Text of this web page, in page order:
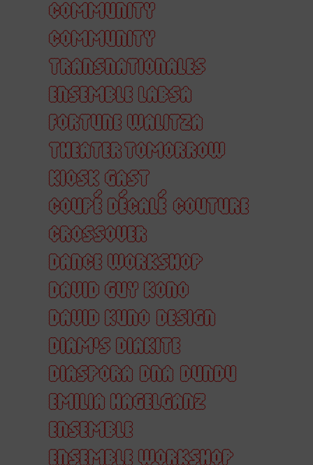
COMMUNITY
COMMUNITY
TRANSNATIONALES
ENSEMBLE LABSA
FORTUNE WALITZA
THEATER TOMORROW
KIOSK GAST
COUPÉ DÉCALÉ COUTURE
CROSSOVER
DANCE WORKSHOP
DAVID GUY KONO
DAVID KUNO DESIGN
DIAM'S DIAKITE
DIASPORA DNA DUNDU
EMILIA HAGELGANZ
ENSEMBLE
ENSEMBLE WORKSHOP